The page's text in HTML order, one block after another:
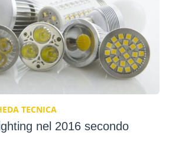
TECNICA
nel 2016 secondo